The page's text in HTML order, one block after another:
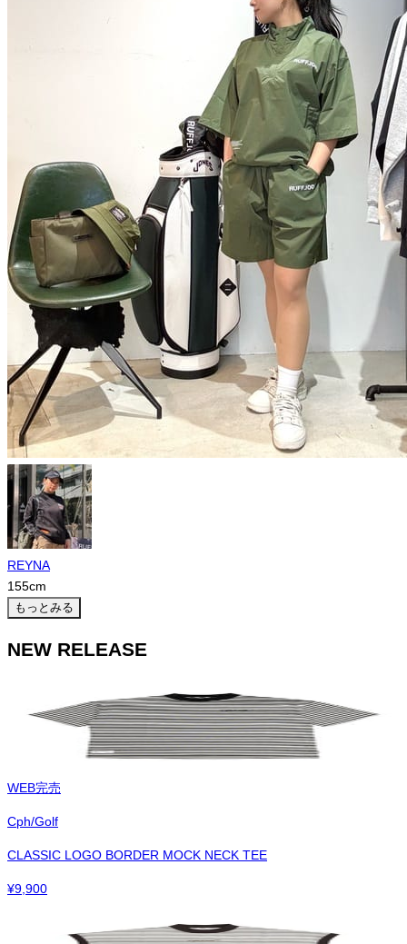
REYNA
155cm
もっとみる
NEW RELEASE
WEB完売
Cph/Golf
CLASSIC LOGO BORDER MOCK NECK TEE
¥9,900